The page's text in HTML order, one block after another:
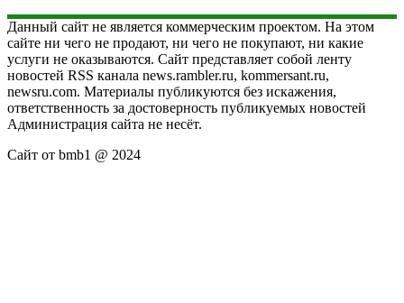
Данный сайт не является коммерческим проектом. На этом
сайте ни чего не продают, ни чего не покупают, ни какие
услуги не оказываются. Сайт представляет собой ленту
новостей RSS канала news.rambler.ru, kommersant.ru,
newsru.com. Материалы публикуются без искажения,
ответственность за достоверность публикуемых новостей
Администрация сайта не несёт.
Сайт от bmb1 @ 2024